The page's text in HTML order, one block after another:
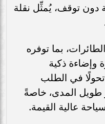
إلى 22 ساعة دون توقف، يُمثِّل نقلة
بما توفره
وإضاءة ذكية
في الطلب
طويل المدى، خاصةً
عالية القيمة.